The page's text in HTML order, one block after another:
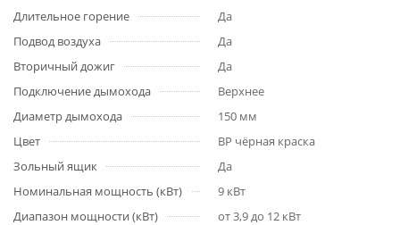
Длительное горение
Да
Подвод воздуха
Да
Вторичный дожиг
Да
Подключение дымохода
Верхнее
Диаметр дымохода
150 мм
Цвет
BP чёрная краска
Зольный ящик
Да
Номинальная мощность (кВт)
9 кВт
Диапазон мощности (кВт)
от 3,9 до 12 кВт